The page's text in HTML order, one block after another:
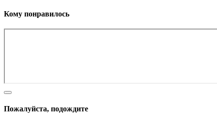
Кому понравилось
Пожалуйста, подождите